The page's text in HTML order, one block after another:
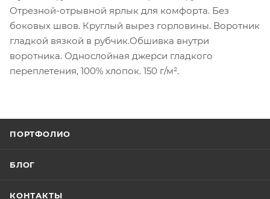
Отрезной-отрывной ярлык для комфорта. Без
боковых швов. Круглый вырез горловины. Воротник
гладкой вязкой в рубчик.Обшивка внутри
воротника. Однослойная джерси гладкого
переплетения, 100% хлопок. 150 г/м².
ПОРТФОЛИО
БЛОГ
КОНТАКТЫ